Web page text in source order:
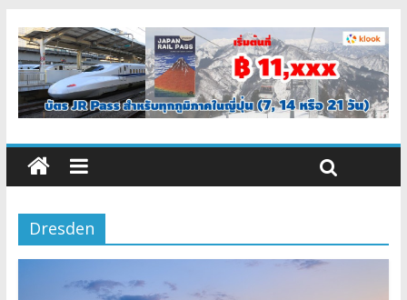
Dresden